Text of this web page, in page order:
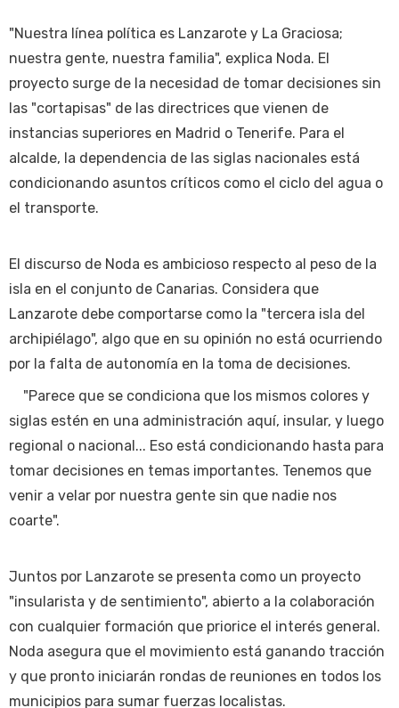
"Nuestra línea política es Lanzarote y La Graciosa;
nuestra gente, nuestra familia", explica Noda. El
proyecto surge de la necesidad de tomar decisiones sin
las "cortapisas" de las directrices que vienen de
instancias superiores en Madrid o Tenerife. Para el
alcalde, la dependencia de las siglas nacionales está
condicionando asuntos críticos como el ciclo del agua o
el transporte.
El discurso de Noda es ambicioso respecto al peso de la
isla en el conjunto de Canarias. Considera que
Lanzarote debe comportarse como la "tercera isla del
archipiélago", algo que en su opinión no está ocurriendo
por la falta de autonomía en la toma de decisiones.
"Parece que se condiciona que los mismos colores y
siglas estén en una administración aquí, insular, y luego
regional o nacional... Eso está condicionando hasta para
tomar decisiones en temas importantes. Tenemos que
venir a velar por nuestra gente sin que nadie nos
coarte".
Juntos por Lanzarote se presenta como un proyecto
"insularista y de sentimiento", abierto a la colaboración
con cualquier formación que priorice el interés general.
Noda asegura que el movimiento está ganando tracción
y que pronto iniciarán rondas de reuniones en todos los
municipios para sumar fuerzas localistas.